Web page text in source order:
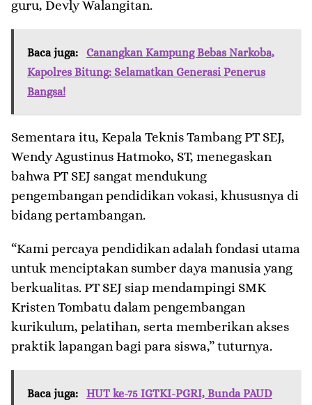
guru, Devly Walangitan.
Baca juga:
Canangkan Kampung Bebas Narkoba,
Kapolres Bitung: Selamatkan Generasi Penerus
Bangsa!
Sementara itu, Kepala Teknis Tambang PT SEJ,
Wendy Agustinus Hatmoko, ST, menegaskan
bahwa PT SEJ sangat mendukung
pengembangan pendidikan vokasi, khususnya di
bidang pertambangan.
“Kami percaya pendidikan adalah fondasi utama
untuk menciptakan sumber daya manusia yang
berkualitas. PT SEJ siap mendampingi SMK
Kristen Tombatu dalam pengembangan
kurikulum, pelatihan, serta memberikan akses
praktik lapangan bagi para siswa,” tuturnya.
Baca juga:
HUT ke-75 IGTKI-PGRI, Bunda PAUD